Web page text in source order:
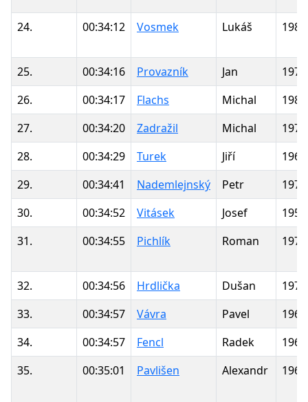
24. 00:34:12 Vosmek Lukáš 1983
25. 00:34:16 Provazník Jan
1979
26.
00:34:17 Flachs Michal
1987
27.
00:34:20 Zadražil Michal
1979
28.
00:34:29 Turek Jiří
1962
29.
00:34:41 Nademlejnský Petr
1978
30.
00:34:52 Vitásek Josef
1958
31.
00:34:55 Pichlík Roman 1977
32. 00:34:56 Hrdlička Dušan
1973
33.
00:34:57 Vávra Pavel
1968
34.
00:34:57 Fencl Radek
1965
35.
00:35:01 Pavlišen Alexandr 1969